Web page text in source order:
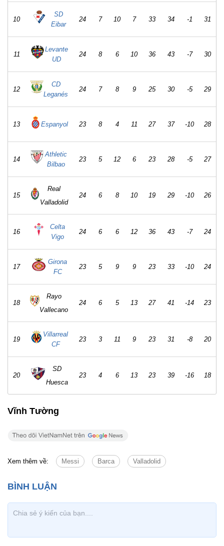
10
SD
Eibar
24 7 10 7 33 34 -1 31
11
Levante
UD
24 8 6 10 36 43 -7 30
12
CD
Leganés
24 7 8 9 25 30 -5 29
13 Espanyol 23 8 4 11 27 37 -10 28
14
Athletic
Bilbao
23 5 12 6 23 28 -5 27
15
Real
Valladolid
24 6 8 10 19 29 -10 26
16
Celta
Vigo
24 6 6 12 36 43 -7 24
17
Girona
FC
23 5 9 9 23 33 -10 24
18
Rayo
Vallecano
24 6 5 13 27 41 -14 23
19
Villarreal
CF
23 3 11 9 23 31 -8 20
20
SD
Huesca
23 4 6 13 23 39 -16 18
Vĩnh Tường
Xem thêm về: Messi Barca Valladolid